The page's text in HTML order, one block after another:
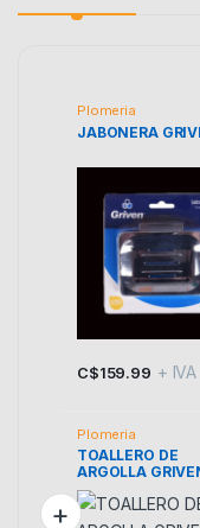
Plomeria
JABONERA
C$159.99 + IVA
Plomeria
TOALLERO DE
ARGOLLA